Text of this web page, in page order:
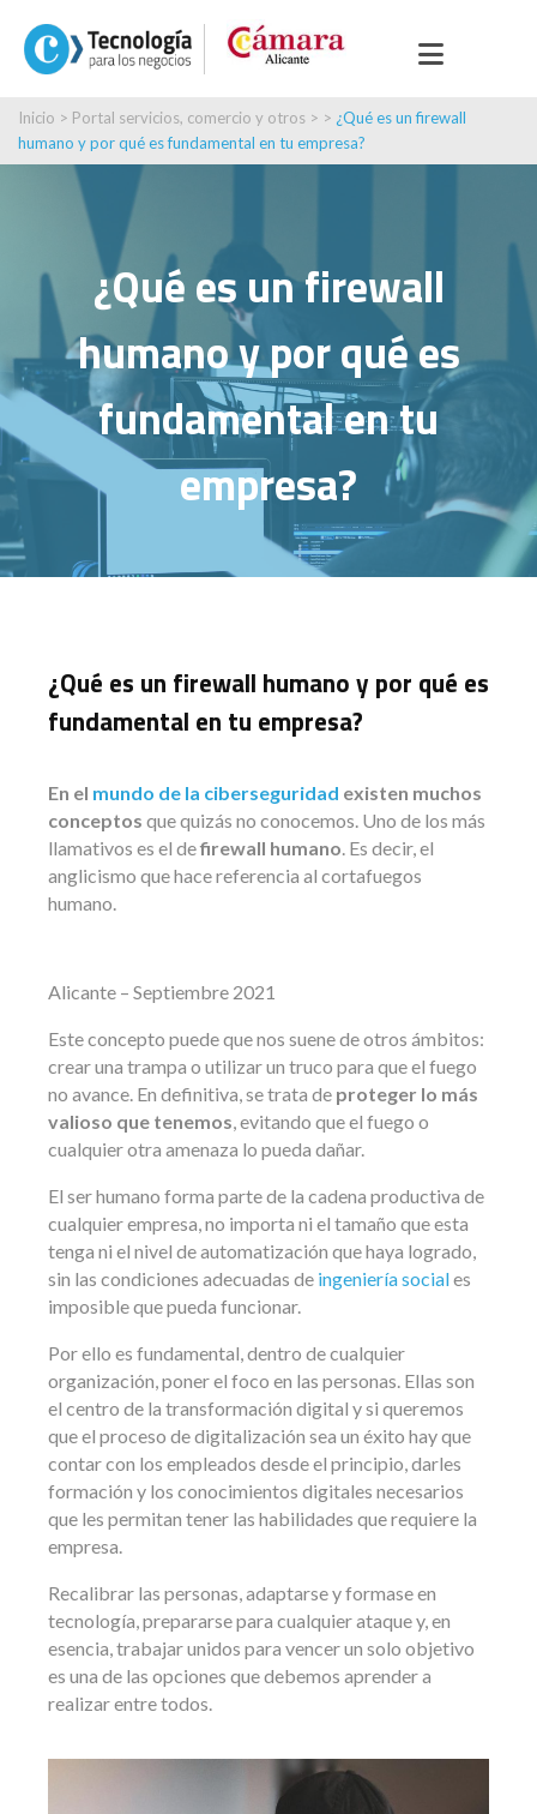
Inicio > Portal servicios, comercio y otros > > ¿Qué es un firewall
humano y por qué es fundamental en tu empresa?
¿Qué es un firewall
humano y por qué es
fundamental en tu
empresa?
¿Qué es un firewall humano y por qué es
fundamental en tu empresa?
En el mundo de la ciberseguridad existen muchos
conceptos que quizás no conocemos. Uno de los más
llamativos es el defirewall humano. Es decir, el
anglicismo que hace referencia al cortafuegos
humano.
Alicante – Septiembre 2021
Este concepto puede que nos suene de otros ámbitos:
crear una trampa o utilizar un truco para que el fuego
no avance. En definitiva, se trata de proteger lo más
valioso que tenemos, evitando que el fuego o
cualquier otra amenaza lo pueda dañar.
El ser humano forma parte de la cadena productiva de
cualquier empresa, no importa ni el tamaño que esta
tenga ni el nivel de automatización que haya logrado,
sin las condiciones adecuadas de ingeniería sociales
imposible que pueda funcionar.
Por ello es fundamental, dentro de cualquier
organización, poner el foco en las personas. Ellas son
el centro de la transformación digital y si queremos
que el proceso de digitalización sea un éxito hay que
contar con los empleados desde el principio, darles
formación y los conocimientos digitales necesarios
que les permitan tener las habilidades que requiere la
empresa.
Recalibrar las personas, adaptarse y formase en
tecnología, prepararse para cualquier ataque y, en
esencia, trabajar unidos para vencer un solo objetivo
es una de las opciones que debemos aprender a
realizar entre todos.